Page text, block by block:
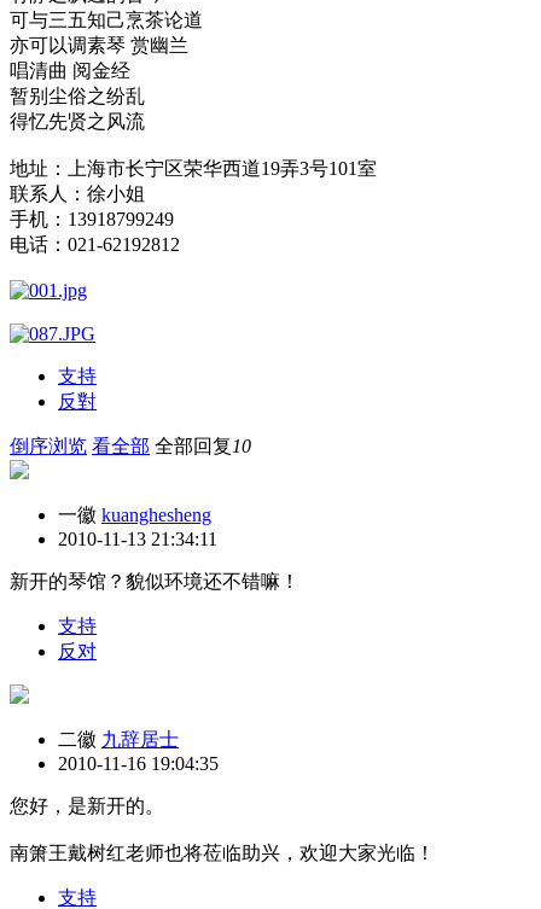
可与三五知己烹茶论道
亦可以调素琴 赏幽兰
唱清曲 阅金经
暂别尘俗之纷乱
得忆先贤之风流
地址：上海市长宁区荣华西道19弄3号101室
联系人：徐小姐
手机：13918799249
电话：021-62192812
支持
反對
倒序浏览 看全部 全部回复 10
一徽 kuanghesheng
2010-11-13 21:34:11
新开的琴馆？貌似环境还不错嘛！
支持
反对
二徽 九辞居士
2010-11-16 19:04:35
您好，是新开的。
南箫王戴树红老师也将莅临助兴，欢迎大家光临！
支持